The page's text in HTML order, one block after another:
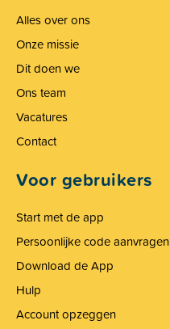
Alles over ons
Onze missie
Dit doen we
Ons team
Vacatures
Contact
Voor gebruikers
Start met de app
Persoonlijke code aanvragen
Download de App
Hulp
Account opzeggen